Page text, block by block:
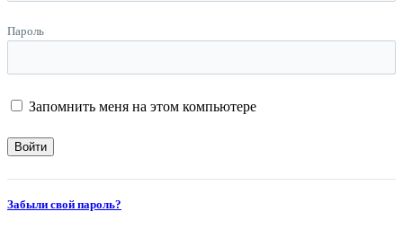
Пароль
Запомнить меня на этом компьютере
Забыли свой пароль?